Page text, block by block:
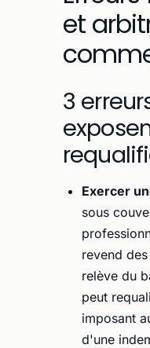
et
3
Exercer
sous
revend
relève du
peut
imposant
d'une